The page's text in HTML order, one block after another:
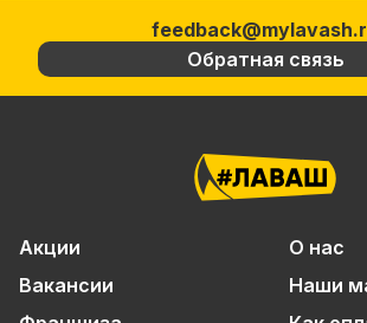
Обратная связь
Акции
О нас
Вакансии
Наши